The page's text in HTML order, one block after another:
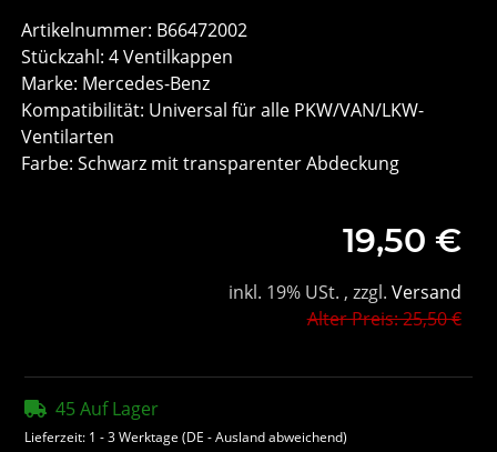
Artikelnummer: B66472002
Stückzahl: 4 Ventilkappen
Marke: Mercedes-Benz
Kompatibilität: Universal für alle PKW/VAN/LKW-
Ventilarten
Farbe: Schwarz mit transparenter Abdeckung
19,50 €
inkl. 19% USt. , zzgl. Versand
Alter Preis: 25,50 €
45 Auf Lager
Lieferzeit: 1 - 3 Werktage(DE - Ausland abweichend)